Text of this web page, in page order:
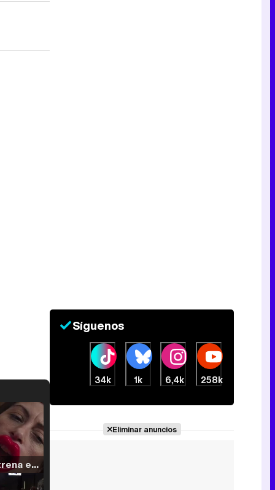
Filmin estrena el tráiler de 'Millennial Mal', su nueva comedia universitaria de la mano de Lorena Iglesias
Síguenos
34k 1k 6,4k 258k
Eliminar anuncios